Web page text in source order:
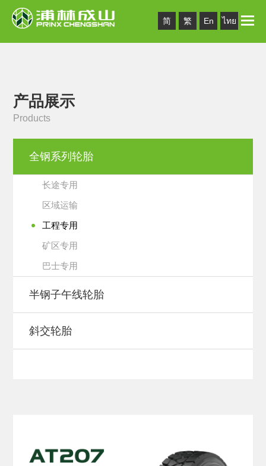
简 繁 En ไทย Toggle
产品展示
Products
全钢系列轮胎
长途专用
区域运输
工程专用
矿区专用
巴士专用
半钢子午线轮胎
斜交轮胎